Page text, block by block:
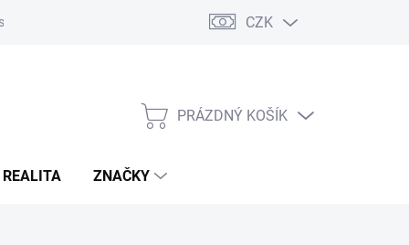
Reklamace a vrácení zboží
CZK
NÁKUPNÍ
PRÁZDNÝ KOŠÍK
ZNAČKY